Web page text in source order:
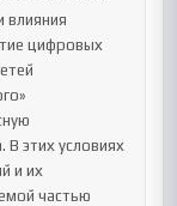
влияния
цифровых
В этих условиях
и их
частью